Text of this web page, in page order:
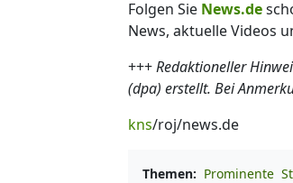
Folgen Sie News.de
News, aktuelle Videos
+++Redaktioneller
(dpa) erstellt. Bei
kns/roj/news.de
Themen: Prominente